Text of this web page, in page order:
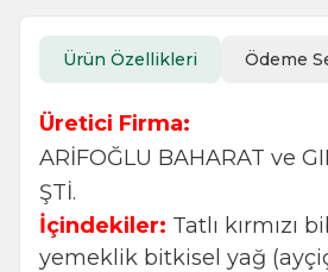
Ürün Özellikleri Ödeme
Üretici Firma:
ARİFOĞLU BAHARAT ve
ŞTİ.
İçindekiler: Tatlı kırmızı
yemeklik bitkisel yağ